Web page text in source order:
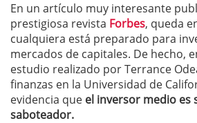
En un artículo muy interesante
prestigiosa revista Forbes, queda
cualquiera está preparado para
mercados de capitales. De hecho,
estudio realizado por Terrance
finanzas en la Universidad de
evidencia que el inversor medio es
saboteador.